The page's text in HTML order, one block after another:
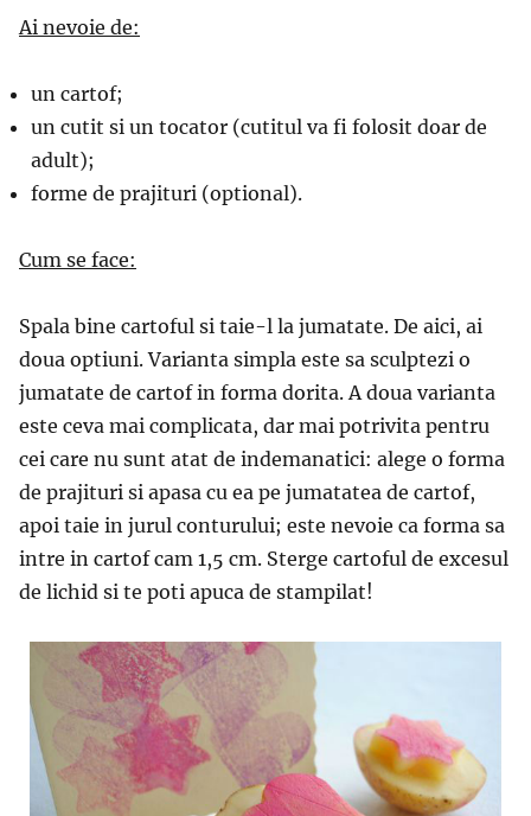
Ai nevoie de:
un cartof;
un cutit si un tocator (cutitul va fi folosit doar de
adult);
forme de prajituri (optional).
Cum se face:
Spala bine cartoful si taie-l la jumatate. De aici, ai
doua optiuni. Varianta simpla este sa sculptezi o
jumatate de cartof in forma dorita. A doua varianta
este ceva mai complicata, dar mai potrivita pentru
cei care nu sunt atat de indemanatici: alege o forma
de prajituri si apasa cu ea pe jumatatea de cartof,
apoi taie in jurul conturului; este nevoie ca forma sa
intre in cartof cam 1,5 cm. Sterge cartoful de excesul
de lichid si te poti apuca de stampilat!